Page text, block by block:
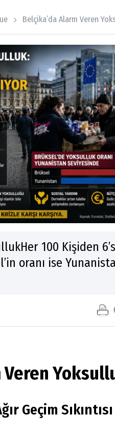
Belçika’da Alarm Veren
100 Kişiden
oranı ise
Veren
Geçim